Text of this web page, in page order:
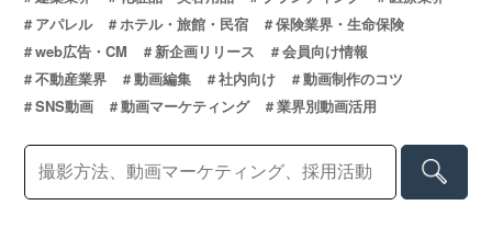
アパレル
ホテル・旅館・民宿
保険業界・生命保険
web広告・CM
新企画リリース
会員向け情報
不動産業界
動画編集 社内向け
動画制作のコツ
SNS動画
動画マーケティング 業界別動画活用